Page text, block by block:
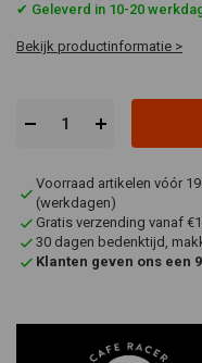
✔ Geleverd in 10-20
Bekijk productinformatie >
Voorraad artikelen vóór
(werkdagen)
Gratis verzending vanaf
30 dagen bedenktijd,
Klanten geven ons een